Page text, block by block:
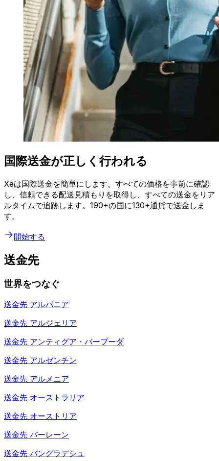
国際送金が正しく行われる
Xeは国際送金を簡単にします。すべての価格を事前に確認
し、信頼できる配送見積もりを取得し、すべての送金をリア
ルタイムで追跡します。190+の国に130+通貨で送金しま
す。
開始する
送金先
世界をつなぐ
送金先 アルバニア
送金先 アルジェリア
送金先 アンティグア・バーブーダ
送金先 アルゼンチン
送金先 アルメニア
送金先 オーストラリア
送金先 オーストリア
送金先 バーレーン
送金先 バングラデシュ